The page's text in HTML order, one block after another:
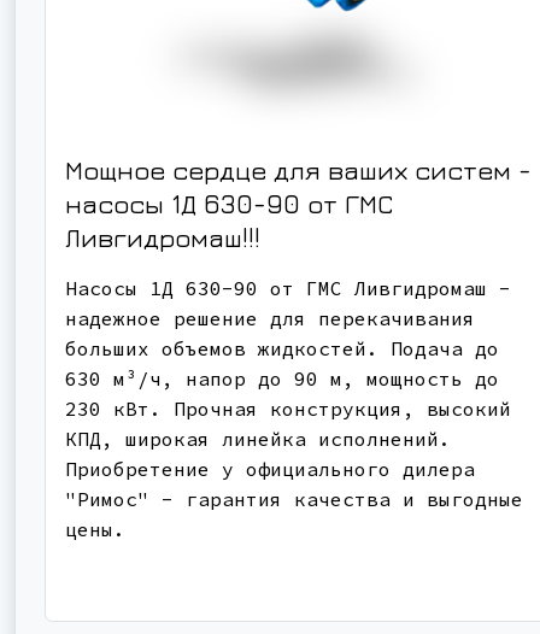
Мощное сердце для ваших систем -
насосы 1Д 630-90 от ГМС
Ливгидромаш!!!
Насосы 1Д 630-90 от ГМС Ливгидромаш -
надежное решение для перекачивания
больших объемов жидкостей. Подача до
630 м³/ч, напор до 90 м, мощность до
230 кВт. Прочная конструкция, высокий
КПД, широкая линейка исполнений.
Приобретение у официального дилера
"Римос" - гарантия качества и выгодные
цены.